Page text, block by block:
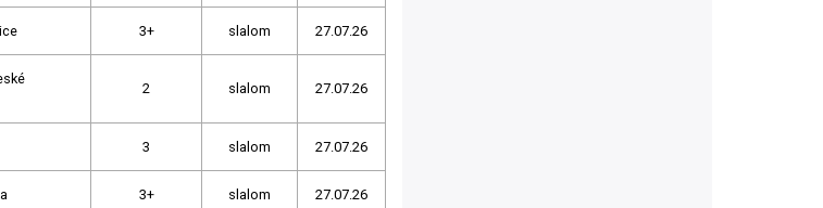
3+ slalom 27.07.26
2 slalom 27.07.26
3 slalom 27.07.26
3+ slalom 27.07.26